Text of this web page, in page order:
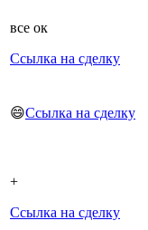
все ок
Ссылка на сделку
😄Ссылка на сделку
+
Ссылка на сделку